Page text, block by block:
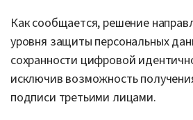
Как сообщается, решение
уровня защиты персональных
сохранности цифровой
исключив возможность
подписи третьими лицами.